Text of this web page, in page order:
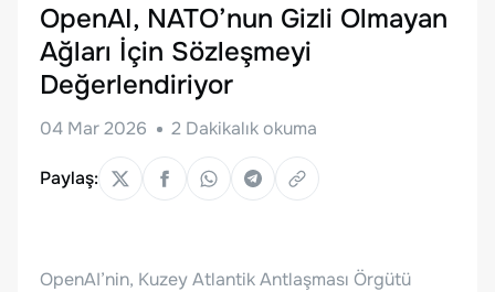
OpenAI, NATO’nun Gizli Olmayan
Ağları İçin Sözleşmeyi
Değerlendiriyor
04 Mar 2026 2 Dakikalık okuma
Paylaş:
OpenAI’nin, Kuzey Atlantik Antlaşması Örgütü